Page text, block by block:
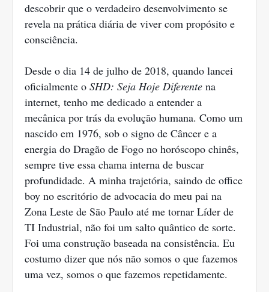
descobrir que o verdadeiro desenvolvimento se
revela na prática diária de viver com propósito e
consciência.
Desde o dia 14 de julho de 2018, quando lancei
oficialmente o SHD: Seja Hoje Diferente na
internet, tenho me dedicado a entender a
mecânica por trás da evolução humana. Como um
nascido em 1976, sob o signo de Câncer e a
energia do Dragão de Fogo no horóscopo chinês,
sempre tive essa chama interna de buscar
profundidade. A minha trajetória, saindo de office
boy no escritório de advocacia do meu pai na
Zona Leste de São Paulo até me tornar Líder de
TI Industrial, não foi um salto quântico de sorte.
Foi uma construção baseada na consistência. Eu
costumo dizer que nós não somos o que fazemos
uma vez, somos o que fazemos repetidamente.